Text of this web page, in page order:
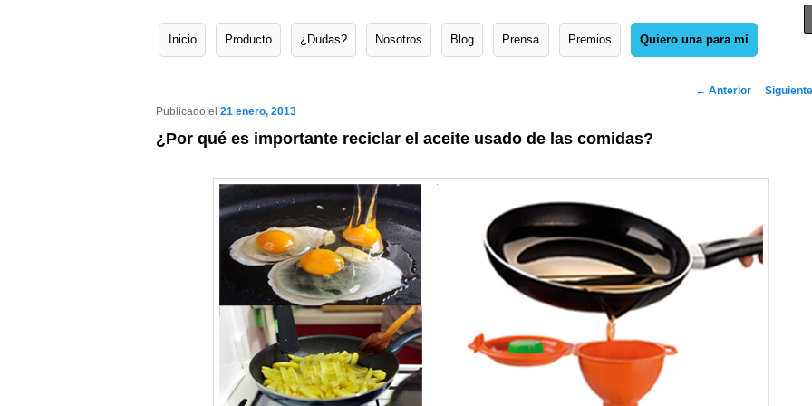
Menú principal
Ir al contenido principal
Ir al contenido secundario
Inicio Producto ¿Dudas? Nosotros Blog Prensa Premios Quiero una para mí
Navegador
← Anterior Siguiente
¿Por qué es importante reciclar el aceite usado de las comidas?
Publicado el 21 enero, 2013